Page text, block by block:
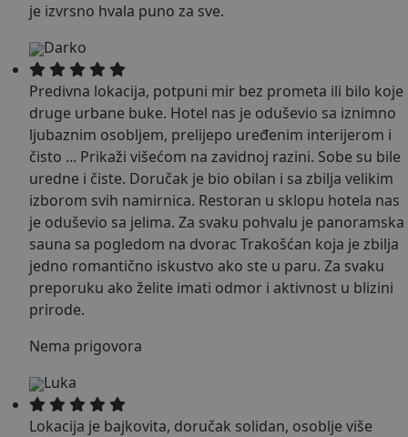
je izvrsno hvala puno za sve.
Darko
Predivna lokacija, potpuni mir bez prometa ili bilo koje
druge urbane buke. Hotel nas je oduševio sa iznimno
ljubaznim osobljem, prelijepo uređenim interijerom i
čisto ... Prikaži višećom na zavidnoj razini. Sobe su bile
uredne i čiste. Doručak je bio obilan i sa zbilja velikim
izborom svih namirnica. Restoran u sklopu hotela nas
je oduševio sa jelima. Za svaku pohvalu je panoramska
sauna sa pogledom na dvorac Trakošćan koja je zbilja
jedno romantično iskustvo ako ste u paru. Za svaku
preporuku ako želite imati odmor i aktivnost u blizini
prirode.
Nema prigovora
Luka
Lokacija je bajkovita, doručak solidan, osoblje više